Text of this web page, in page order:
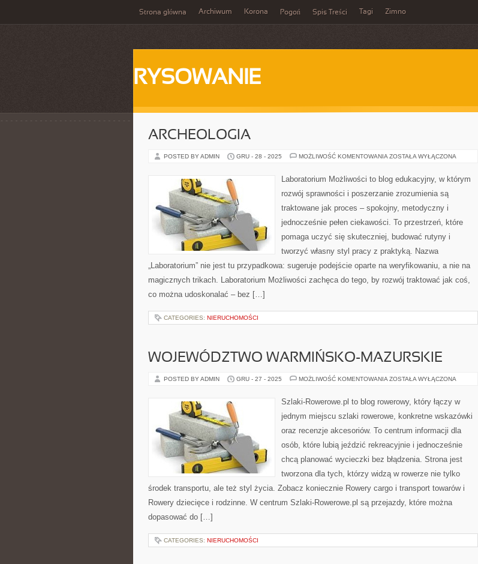
Strona główna Archiwum Korona Pogoń Spis Treści Tagi Zimno
RYSOWANIE
ARCHEOLOGIA
POSTED BY ADMIN GRU - 28 - 2025 MOŻLIWOŚĆ KOMENTOWANIA ARCHEOLOGIA
ZOSTAŁA WYŁĄCZONA
Laboratorium Możliwości to blog edukacyjny, w którym
rozwój sprawności i poszerzanie zrozumienia są
traktowane jak proces – spokojny, metodyczny i
jednocześnie pełen ciekawości. To przestrzeń, które
pomaga uczyć się skuteczniej, budować rutyny i
tworzyć własny styl pracy z praktyką. Nazwa
„Laboratorium” nie jest tu przypadkowa: sugeruje podejście oparte na weryfikowaniu, a nie na
magicznych trikach. Laboratorium Możliwości zachęca do tego, by rozwój traktować jak coś,
co można udoskonalać – bez […]
CATEGORIES: NIERUCHOMOŚCI
WOJEWÓDZTWO WARMIŃSKO-MAZURSKIE
POSTED BY ADMIN GRU - 27 - 2025 MOŻLIWOŚĆ KOMENTOWANIA WOJEWÓDZTWO
ZOSTAŁA WYŁĄCZONA
Szlaki-Rowerowe.pl to blog rowerowy, który łączy w
jednym miejscu szlaki rowerowe, konkretne wskazówki
oraz recenzje akcesoriów. To centrum informacji dla
osób, które lubią jeździć rekreacyjnie i jednocześnie
chcą planować wycieczki bez błądzenia. Strona jest
tworzona dla tych, którzy widzą w rowerze nie tylko
środek transportu, ale też styl życia. Zobacz koniecznie Rowery cargo i transport towarów i
Rowery dziecięce i rodzinne. W centrum Szlaki-Rowerowe.pl są przejazdy, które można
dopasować do […]
CATEGORIES: NIERUCHOMOŚCI